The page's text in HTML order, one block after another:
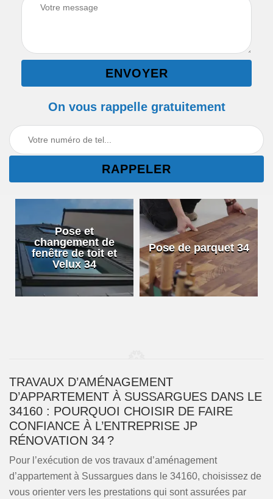
On vous rappelle gratuitement
Pose et
changement de
fenêtre de toit et
Velux 34
Pose de parquet 34
TRAVAUX D’AMÉNAGEMENT
D’APPARTEMENT À SUSSARGUES DANS LE
34160 : POURQUOI CHOISIR DE FAIRE
CONFIANCE À L’ENTREPRISE JP
RÉNOVATION 34 ?
Pour l’exécution de vos travaux d’aménagement
d’appartement à Sussargues dans le 34160, choisissez de
vous orienter vers les prestations qui sont assurées par